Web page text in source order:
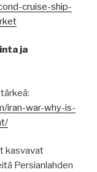
cruise-ship-
ja
iran-war-why-is-
kasvavat
Persianlahden